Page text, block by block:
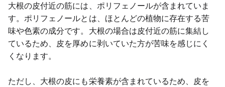
大根の皮付近の筋には、ポリフェノールが含まれていま
す。ポリフェノールとは、ほとんどの植物に存在する苦
味や色素の成分です。大根の場合は皮付近の筋に集結し
ているため、皮を厚めに剥いていた方が苦味を感じにく
くなります。
ただし、大根の皮にも栄養素が含まれているため、 皮を